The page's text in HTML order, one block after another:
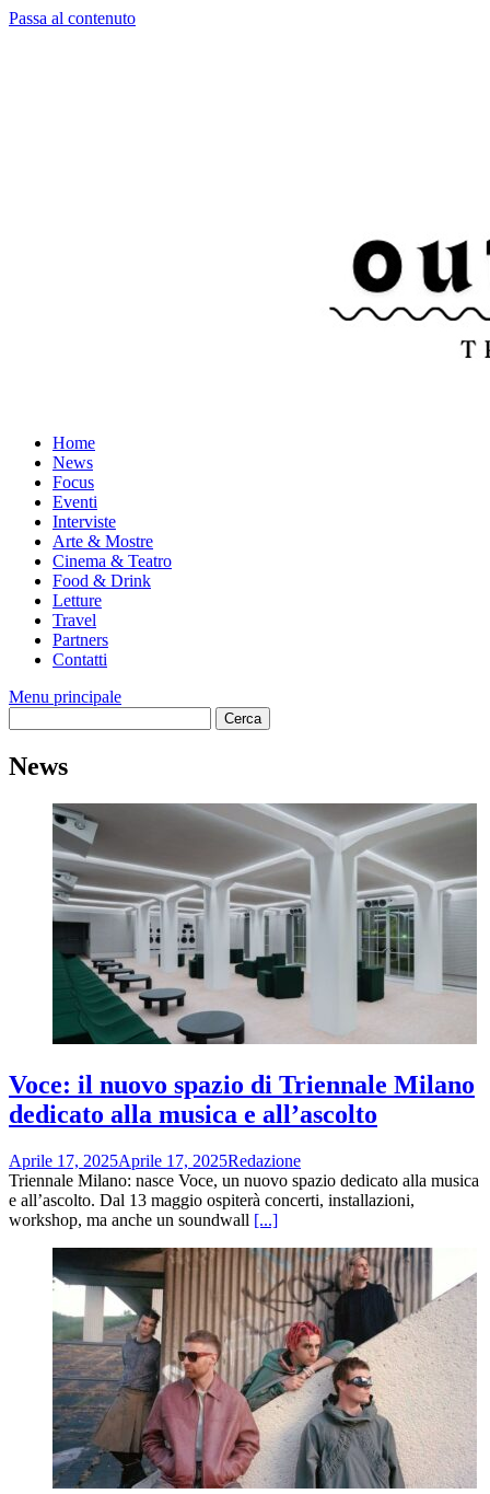
Passa al contenuto
Home
News
Focus
Eventi
Interviste
Arte & Mostre
Cinema & Teatro
Food & Drink
Letture
Travel
Partners
Contatti
Menu principale
News
Voce: il nuovo spazio di Triennale Milano
dedicato alla musica e all’ascolto
Aprile 17, 2025Aprile 17, 2025Redazione
Triennale Milano: nasce Voce, un nuovo spazio dedicato alla musica
e all’ascolto. Dal 13 maggio ospiterà concerti, installazioni,
workshop, ma anche un soundwall [...]